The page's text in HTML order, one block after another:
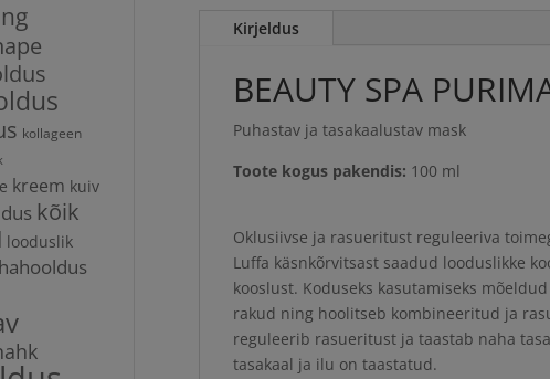
Kirjeldus
BEAUTY SPA
Puhastav ja tasakaalustav mask
Toote kogus pakendis: 100 ml
Oklusiivse ja rasueritust reguleeriva
Luffa käsnkõrvitsast saadud looduslikke
kooslust. Koduseks kasutamiseks
rakud ning hoolitseb kombineeritud ja
reguleerib rasueritust ja taastab naha
tasakaal ja ilu on taastatud.
kollageen
kreem kuiv
kõik
looduslik